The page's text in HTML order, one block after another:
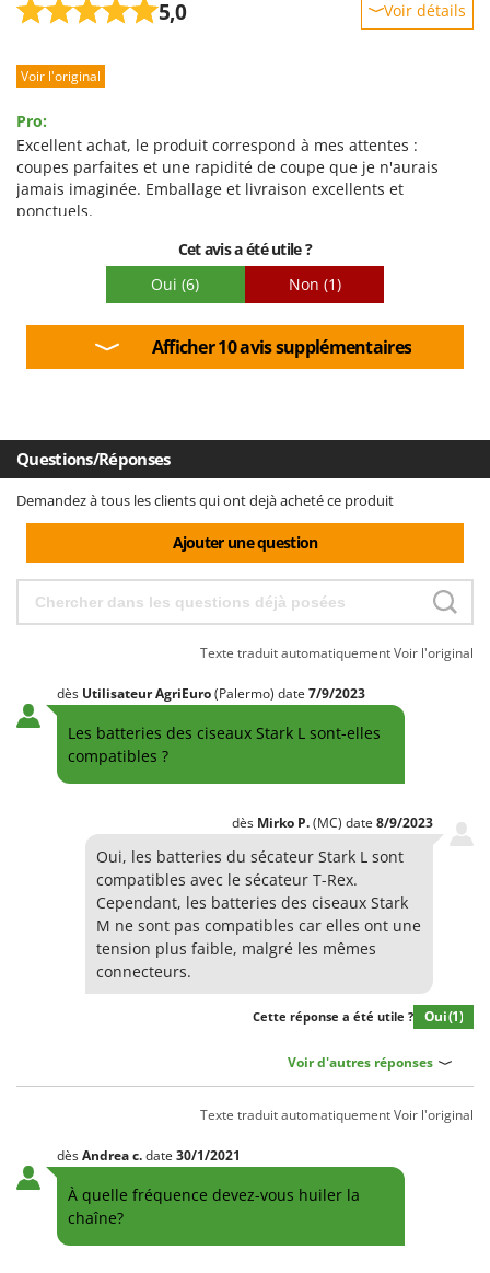
5,0 Voir détails
Prestations
Qualité / Prix
Facilité de montage
Emballage
Voir l'original
Pro:
Excellent achat, le produit correspond à mes attentes :
coupes parfaites et une rapidité de coupe que je n'aurais
jamais imaginée. Emballage et livraison excellents et
ponctuels.
Cet avis a été utile ?
Oui (6) Non (1)
Afficher 10 avis supplémentaires
Questions/Réponses
Demandez à tous les clients qui ont dejà acheté ce produit
Ajouter une question
Texte traduit automatiquementVoir l'original
dès Utilisateur AgriEuro(Palermo) date 7/9/2023
Les batteries des ciseaux Stark L sont-elles
compatibles ?
dès Mirko P.(MC) date 8/9/2023
Oui, les batteries du sécateur Stark L sont
compatibles avec le sécateur T-Rex.
Cependant, les batteries des ciseaux Stark
M ne sont pas compatibles car elles ont une
tension plus faible, malgré les mêmes
connecteurs.
Cette réponse a été utile ? Oui(1)
Voir d'autres réponses
Texte traduit automatiquementVoir l'original
dèsAndreac.date 30/1/2021
À quelle fréquence devez-vous huiler la
chaîne?